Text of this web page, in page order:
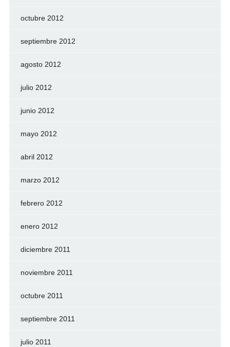
octubre 2012
septiembre 2012
agosto 2012
julio 2012
junio 2012
mayo 2012
abril 2012
marzo 2012
febrero 2012
enero 2012
diciembre 2011
noviembre 2011
octubre 2011
septiembre 2011
julio 2011